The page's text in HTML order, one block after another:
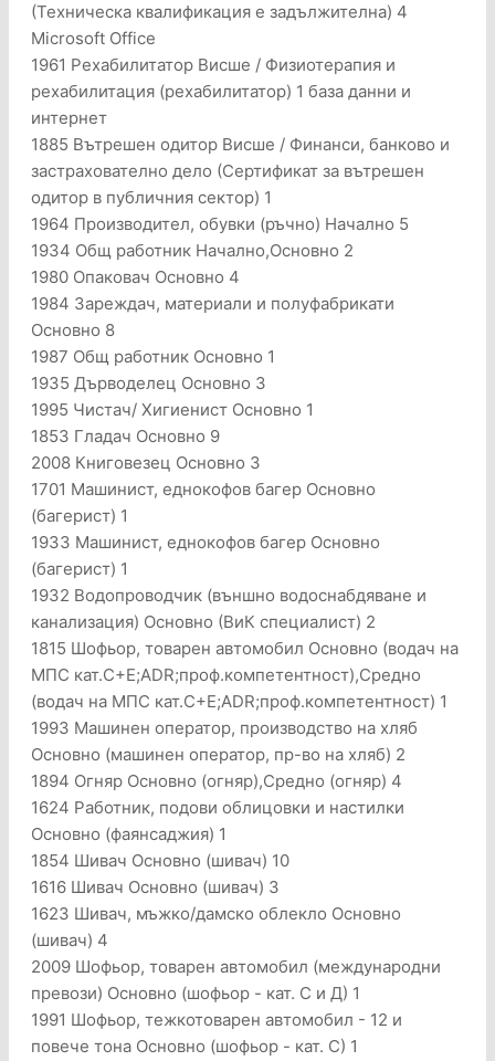
(Техническа квалификация е задължителна) 4
Microsoft Office
1961 Рехабилитатор Висше / Физиотерапия и
рехабилитация (рехабилитатор) 1 база данни и
интернет
1885 Вътрешен одитор Висше / Финанси, банково и
застрахователно дело (Сертификат за вътрешен
одитор в публичния сектор) 1
1964 Производител, обувки (ръчно) Начално 5
1934 Общ работник Начално,Основно 2
1980 Опаковач Основно 4
1984 Зареждач, материали и полуфабрикати
Основно 8
1987 Общ работник Основно 1
1935 Дърводелец Основно 3
1995 Чистач/ Хигиенист Основно 1
1853 Гладач Основно 9
2008 Книговезец Основно 3
1701 Машинист, еднокофов багер Основно
(багерист) 1
1933 Машинист, еднокофов багер Основно
(багерист) 1
1932 Водопроводчик (външно водоснабдяване и
канализация) Основно (ВиК специалист) 2
1815 Шофьор, товарен автомобил Основно (водач на
МПС кат.C+E;ADR;проф.компетентност),Средно
(водач на МПС кат.C+E;ADR;проф.компетентност) 1
1993 Машинен оператор, производство на хляб
Основно (машинен оператор, пр-во на хляб) 2
1894 Огняр Основно (огняр),Средно (огняр) 4
1624 Работник, подови облицовки и настилки
Основно (фаянсаджия) 1
1854 Шивач Основно (шивач) 10
1616 Шивач Основно (шивач) 3
1623 Шивач, мъжко/дамско облекло Основно
(шивач) 4
2009 Шофьор, товарен автомобил (международни
превози) Основно (шофьор - кат. С и Д) 1
1991 Шофьор, тежкотоварен автомобил - 12 и
повече тона Основно (шофьор - кат. С) 1